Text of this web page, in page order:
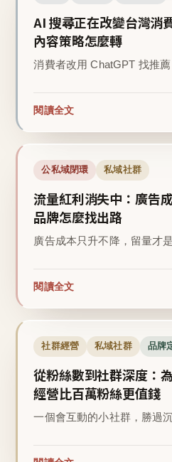
AI 搜尋正在改變台灣消
內容策略怎麼轉
消費者改用 ChatGPT 找推
閱讀全文
公私域閉環 私域社群
流量紅利消失中：廣告
品牌怎麼找出路
廣告成本只升不降，留量才
閱讀全文
社群經營 私域社群 品牌
從粉絲數到社群深度：
經營比百萬粉絲更值錢
一個會互動的小社群，勝過